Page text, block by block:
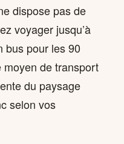
dispose pas de
voyager jusqu’à
bus pour les 90
de transport
du paysage
selon vos